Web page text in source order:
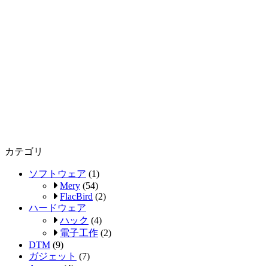
カテゴリ
ソフトウェア (1)
Mery (54)
FlacBird (2)
ハードウェア
ハック (4)
電子工作 (2)
DTM (9)
ガジェット (7)